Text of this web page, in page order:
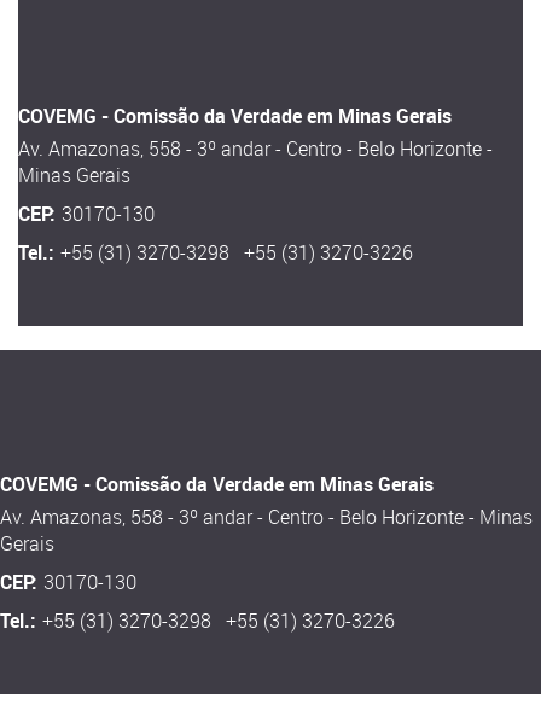
COVEMG - Comissão da Verdade em Minas Gerais
Av. Amazonas, 558 - 3º andar - Centro - Belo Horizonte -
Minas Gerais
CEP: 30170-130
Tel.: +55 (31) 3270-3298 +55 (31) 3270-3226
COVEMG - Comissão da Verdade em Minas Gerais
Av. Amazonas, 558 - 3º andar - Centro - Belo Horizonte - Minas
Gerais
CEP: 30170-130
Tel.: +55 (31) 3270-3298 +55 (31) 3270-3226